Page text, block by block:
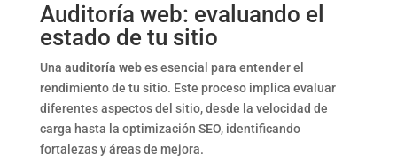
Auditoría web: evaluando el
estado de tu sitio
Una auditoría webes esencial para entender el
rendimiento de tu sitio. Este proceso implica evaluar
diferentes aspectos del sitio, desde la velocidad de
carga hasta la optimización SEO, identificando
fortalezas y áreas de mejora.